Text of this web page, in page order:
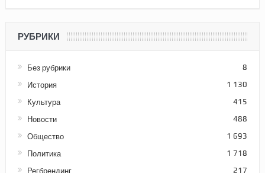
РУБРИКИ
Без рубрики 8
История 1 130
Культура 415
Новости 488
Общество 1 693
Политика 1 718
Регбрендинг 217